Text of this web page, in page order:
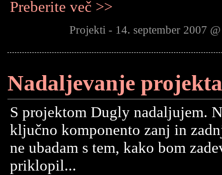
Preberite več >>
Projekti - 14. september 2007
Nadaljevanje
S projektom Dugly nadaljujem.
ključno komponento zanj in
ne ubadam s tem, kako bom
priklopil...